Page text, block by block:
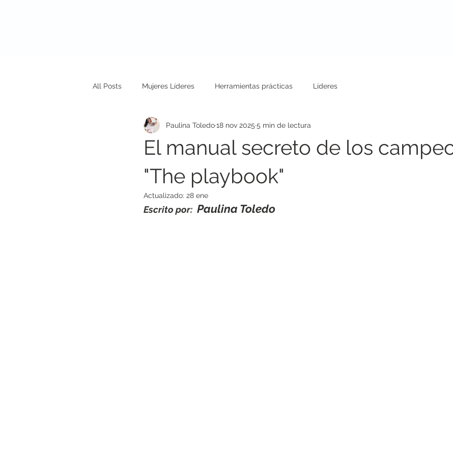
All Posts Mujeres Líderes Herramientas prácticas Líderes
El manual secreto de los
"The playbook"
Paulina Toledo18 nov 2025 5 min de lectura
Actualizado: 28 ene
Escrito por: Paulina Toledo